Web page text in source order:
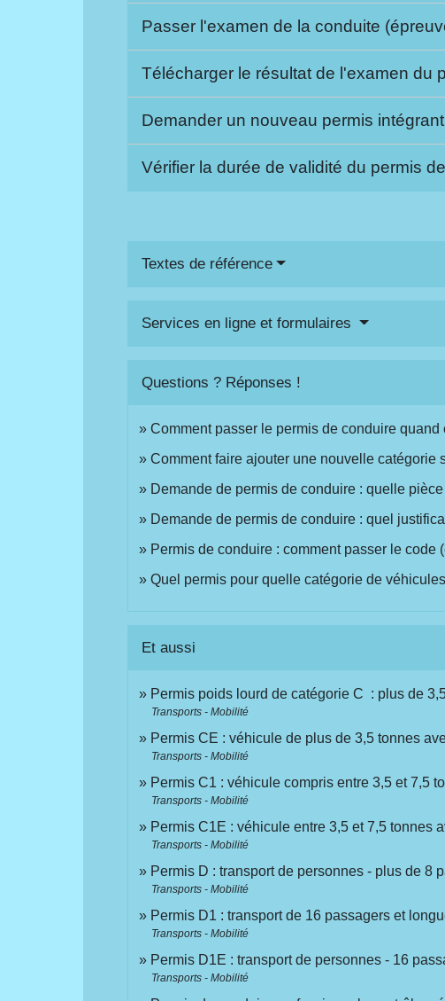
Passer l'examen de la conduite
Télécharger le résultat de l'examen du
Demander un nouveau permis
Vérifier la durée de validité du permis
Textes de référence
Services en ligne et formulaires
Questions ? Réponses !
Comment passer le permis de conduire quand
Comment faire ajouter une nouvelle catégorie
Demande de permis de conduire : quelle
Demande de permis de conduire : quel
Permis de conduire : comment passer le
Quel permis pour quelle catégorie de
Et aussi
Permis poids lourd de catégorie C : plus de
Transports - Mobilité
Permis CE : véhicule de plus de 3,5 tonnes
Transports - Mobilité
Permis C1 : véhicule compris entre 3,5 et 7,5
Transports - Mobilité
Permis C1E : véhicule entre 3,5 et 7,5 tonnes
Transports - Mobilité
Permis D : transport de personnes - plus de 8
Transports - Mobilité
Permis D1 : transport de 16 passagers et
Transports - Mobilité
Permis D1E : transport de personnes - 16
Transports - Mobilité